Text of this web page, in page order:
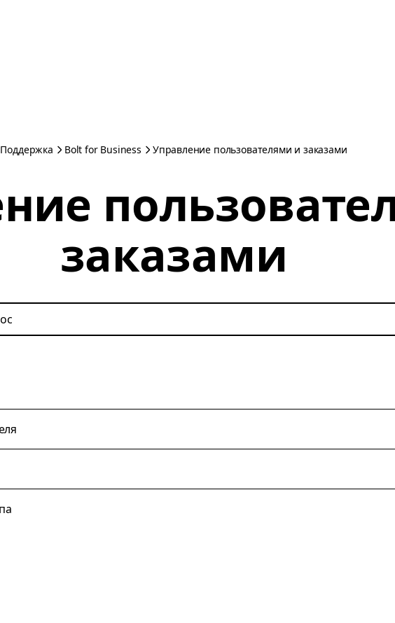
Поддержка Bolt for Business Управление пользователями и заказами
заказами